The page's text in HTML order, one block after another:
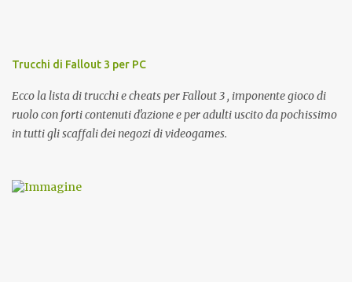
Trucchi di Fallout 3 per PC
Ecco la lista di trucchi e cheats per Fallout 3 , imponente gioco di
ruolo con forti contenuti d'azione e per adulti uscito da pochissimo
in tutti gli scaffali dei negozi di videogames.